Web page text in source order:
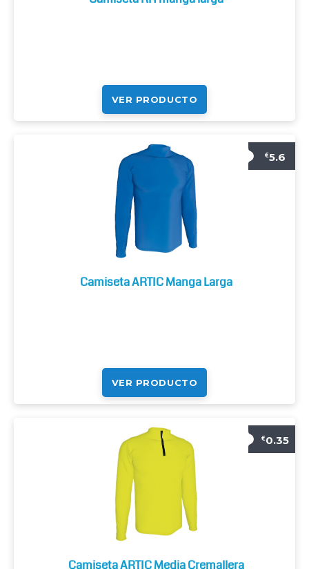
VER PRODUCTO
€5.6
Camiseta ARTIC Manga Larga
VER PRODUCTO
€0.35
Camiseta ARTIC Media Cremallera